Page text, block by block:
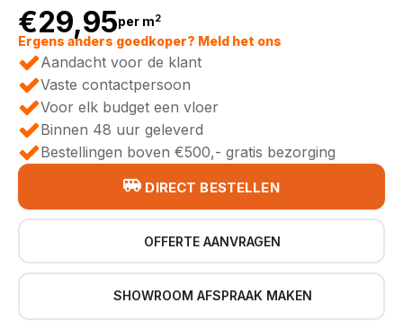
€29,95per m2
Ergens anders goedkoper? Meld het ons
Aandacht voor de klant
Vaste contactpersoon
Voor elk budget een vloer
Binnen 48 uur geleverd
Bestellingen boven €500,- gratis bezorging
DIRECT BESTELLEN
OFFERTE AANVRAGEN
SHOWROOM AFSPRAAK MAKEN